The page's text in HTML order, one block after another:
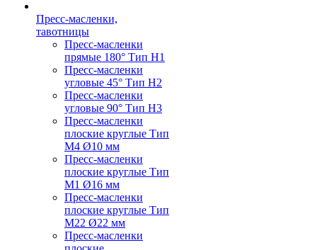
Пресс-масленки,
тавотницы
Пресс-масленки
прямые 180° Тип H1
Пресс-масленки
угловые 45° Тип H2
Пресс-масленки
угловые 90° Тип H3
Пресс-масленки
плоские круглые Тип
M4 Ø10 мм
Пресс-масленки
плоские круглые Тип
M1 Ø16 мм
Пресс-масленки
плоские круглые Тип
M22 Ø22 мм
Пресс-масленки